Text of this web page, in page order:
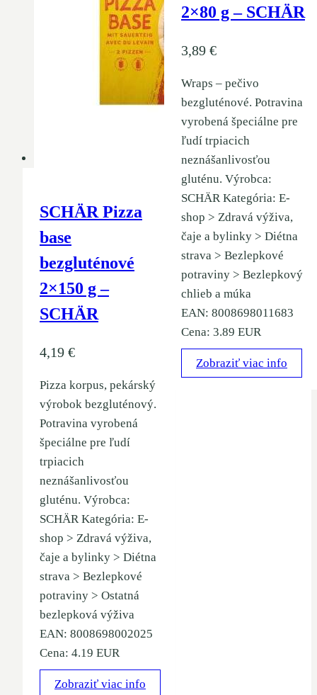
SCHÄR Pizza
base
bezgluténové
2×150 g –
SCHÄR
4,19 €
Pizza korpus, pekárský
výrobok bezgluténový.
Potravina vyrobená
špeciálne pre ľudí
trpiacich
neznášanlivosťou
gluténu. Výrobca:
SCHÄR Kategória: E-
shop > Zdravá výživa,
čaje a bylinky > Diétna
strava > Bezlepkové
potraviny > Ostatná
bezlepková výživa
EAN: 8008698002025
Cena: 4.19 EUR
Zobraziť viac info
2×80 g – SCHÄR
3,89 €
Wraps – pečivo
bezgluténové. Potravina
vyrobená špeciálne pre
ľudí trpiacich
neznášanlivosťou
gluténu. Výrobca:
SCHÄR Kategória: E-
shop > Zdravá výživa,
čaje a bylinky > Diétna
strava > Bezlepkové
potraviny > Bezlepkový
chlieb a múka
EAN: 8008698011683
Cena: 3.89 EUR
Zobraziť viac info